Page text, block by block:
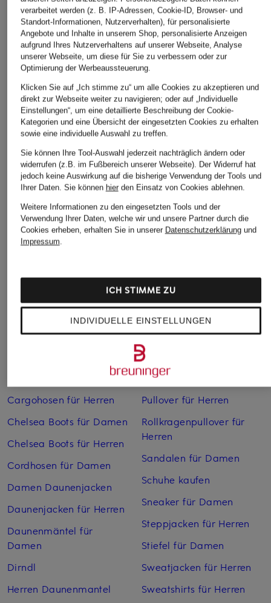
ILSE JACOBSEN
Regenjacke
189,99 €
Marc O'Polo
Parka
299,95 €
+Aktionsrabatt
Parka SELINA
195,99 €
Bestpreis:166,59 €
Ursprünglich:
Weitere Kategorien
Cargohosen für Herren
Chelsea Boots für Damen
Chelsea Boots für Herren
Cordhosen für Damen
Damen Daunenjacken
Daunenjacken für Herren
Daunenmäntel für
Damen
Dirndl
Herren Daunenmantel
Mäntel für Herren
Pullover für Damen
Pullover für Herren
Rollkragenpullover für
Herren
Sandalen für Damen
Schuhe kaufen
Sneaker für Damen
Steppjacken für Herren
Stiefel für Damen
Sweatjacken für Herren
Sweatshirts für Herren
verarbeitet werden (z. B. IP-Adressen, Cookie-ID, Browser- und
Standort-Informationen, Nutzerverhalten), für personalisierte
Angebote und Inhalte in unserem Shop, personalisierte Anzeigen
aufgrund Ihres Nutzerverhaltens auf unserer Webseite, Analyse
unserer Webseite, um diese für Sie zu verbessern oder zur
Optimierung der Werbeaussteuerung.
Klicken Sie auf „Ich stimme zu“ um alle Cookies zu akzeptieren und
direkt zur Webseite weiter zu navigieren; oder auf „Individuelle
Einstellungen“, um eine detaillierte Beschreibung der Cookie-
Kategorien und eine Übersicht der eingesetzten Cookies zu erhalten
sowie eine individuelle Auswahl zu treffen.
Sie können Ihre Tool-Auswahl jederzeit nachträglich ändern oder
widerrufen (z.B. im Fußbereich unserer Webseite). Der Widerruf hat
jedoch keine Auswirkung auf die bisherige Verwendung der Tools und
Ihrer Daten. Sie können hierden Einsatz von Cookies ablehnen.
Weitere Informationen zu den eingesetzten Tools und der
Verwendung Ihrer Daten, welche wir und unsere Partner durch die
Cookies erheben, erhalten Sie in unserer Datenschutzerklärungund
Impressum.
INDIVIDUELLE EINSTELLUNGEN
ICH STIMME ZU